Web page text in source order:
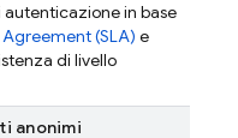
in base
(SLA) e
di livello
anonimi